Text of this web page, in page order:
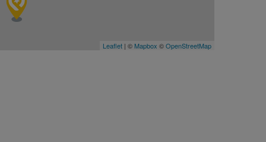
Leaflet | © Mapbox ©OpenStreetMap